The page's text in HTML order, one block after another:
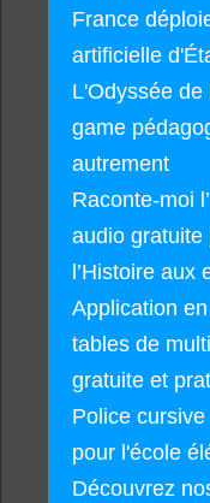
France
artificielle
L'Odyssée
game
autrement
Raconte-moi
audio gratuite
l’Histoire aux
Application
tables de
gratuite et
Police
pour l'école
Découvrez